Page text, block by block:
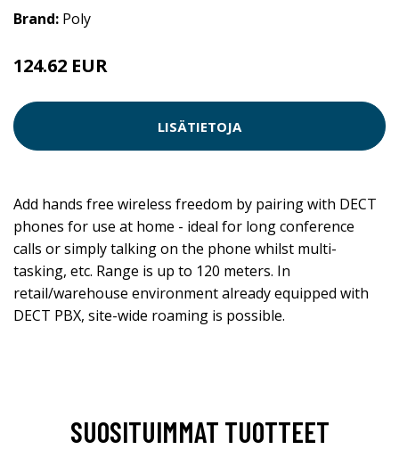
Brand: Poly
124.62 EUR
LISÄTIETOJA
Add hands free wireless freedom by pairing with DECT
phones for use at home - ideal for long conference
calls or simply talking on the phone whilst multi-
tasking, etc. Range is up to 120 meters. In
retail/warehouse environment already equipped with
DECT PBX, site-wide roaming is possible.
SUOSITUIMMAT TUOTTEET